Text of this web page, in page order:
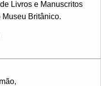
Livros e Manuscritos
Britânico.